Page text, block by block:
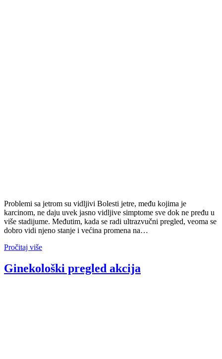
Problemi sa jetrom su vidljivi Bolesti jetre, među kojima je
karcinom, ne daju uvek jasno vidljive simptome sve dok ne pređu u
više stadijume. Međutim, kada se radi ultrazvučni pregled, veoma se
dobro vidi njeno stanje i većina promena na…
Pročitaj više
Ginekološki pregled akcija